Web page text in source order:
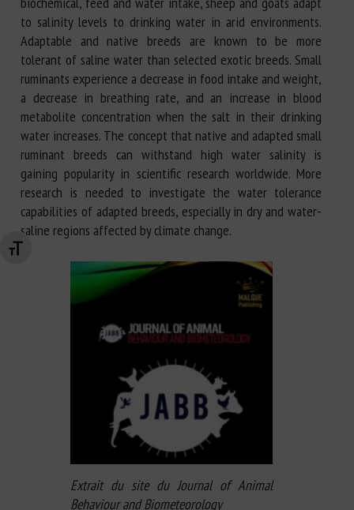
Changer la taille de la police
to salinity levels to drinking water in arid environments.
Adaptable and native breeds are known to be more
tolerant of saline water than selected exotic breeds. Small
ruminants experience a decrease in food intake and weight,
a decrease in breathing rate, and an increase in blood
metabolite concentration when the salt in their drinking
water increases. The concept that native and adapted small
ruminant breeds can withstand high water salinity is
gaining popularity in scientific research worldwide. More
research is needed to investigate the water tolerance
capabilities of adapted breeds, especially in dry and water-
saline regions affected by climate change.
Extrait du site du Journal of Animal
Behaviour and Biometeorology